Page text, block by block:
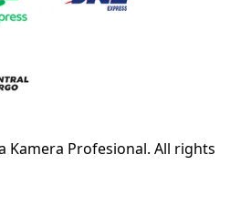
Kamera Profesional. All rights